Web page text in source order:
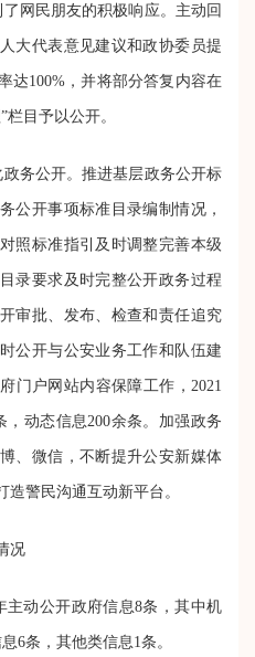
网民朋友的积极响应。主动回
大代表意见建议和政协委员提
达100%，并将部分答复内容在
目予以公开。
政务公开。推进基层政务公开标
公开事项标准目录编制情况，
照标准指引及时调整完善本级
录要求及时完整公开政务过程
审批、发布、检查和责任追究
公开与公安业务工作和队伍建
门户网站内容保障工作，2021
，动态信息 200余条。加强政务
、微信，不断提升公安新媒体
警民沟通互动新平台。
况
主动公开政府信息8条，其中机
6条，其他类信息1条。